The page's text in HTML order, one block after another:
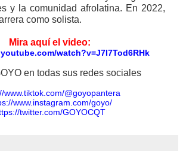
y la comunidad afrolatina. En 2022,
como solista.
Mira aquí el video:
watch?v=J7I7Tod6RHk
en todas sus redes sociales
www.tiktok.com/@goyopantera
www.instagram.com/goyo/
twitter.com/GOYOCQT